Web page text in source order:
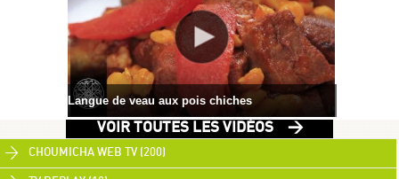
Langue de veau aux pois chiches
VOIR TOUTES LES VIDÉOS >
CHOUMICHA WEB TV (200)